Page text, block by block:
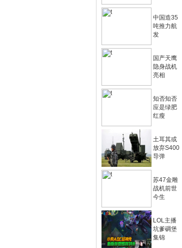
中国造35
吨推力航
发
国产天鹰
隐身战机
亮相
知否知否
应是绿肥
红瘦
土耳其或
放弃S400
导弹
苏47金雕
战机前世
今生
LOL主播
坑爹碉堡
集锦